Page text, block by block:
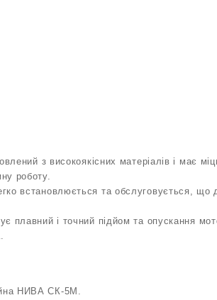
з високоякісних матеріалів і має
роботу.
встановлюється та обслуговується, що
плавний і точний підйом та опускання
НИВА СК-5М.